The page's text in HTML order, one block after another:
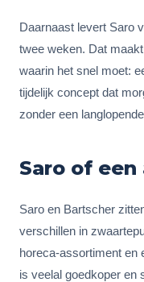
Daarnaast levert Saro
twee weken. Dat
waarin het snel moet:
tijdelijk concept dat
zonder een
Saro of
Saro en Bartscher
verschillen in
horeca-assortiment en
is veelal goedkoper en